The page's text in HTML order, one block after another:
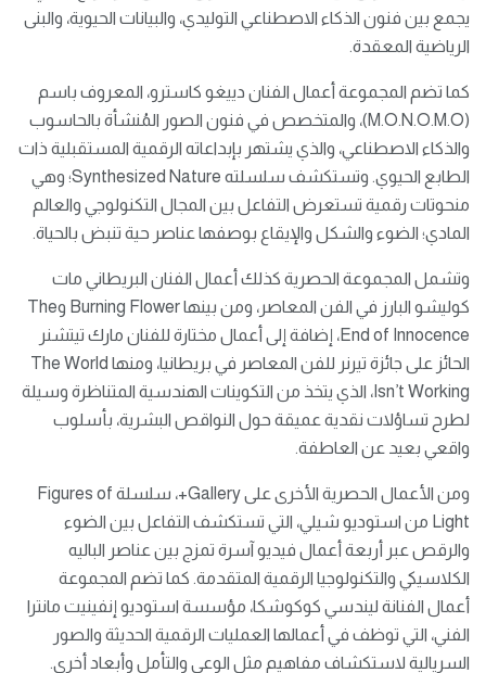
يجمع بين فنون الذكاء الاصطناعي التوليدي، والبيانات الحيوية، والبنى
الرياضية المعقدة.
كما تضم المجموعة أعمال الفنان دييغو كاسترو، المعروف باسم
(M.O.N.O.M.O)، والمتخصص في فنون الصور المُنشأة بالحاسوب
والذكاء الاصطناعي، والذي يشتهر بإبداعاته الرقمية المستقبلية ذات
الطابع الحيوي. وتستكشف سلسلته Synthesized Nature؛ وهي
منحوتات رقمية تستعرض التفاعل بين المجال التكنولوجي والعالم
المادي؛ الضوء والشكل والإيقاع بوصفها عناصر حية تنبض بالحياة.
وتشمل المجموعة الحصرية كذلك أعمال الفنان البريطاني مات
كوليشو البارز في الفن المعاصر، ومن بينها Burning Flower وThe
End of Innocence، إضافة إلى أعمال مختارة للفنان مارك تيتشنر
الحائز على جائزة تيرنر للفن المعاصر في بريطانيا، ومنها The World
Isn’t Working، الذي يتخذ من التكوينات الهندسية المتناظرة وسيلة
لطرح تساؤلات نقدية عميقة حول النواقص البشرية، بأسلوب
واقعي بعيد عن العاطفة.
ومن الأعمال الحصرية الأخرى على Gallery+، سلسلة Figures of
Light من استوديو شيلي، التي تستكشف التفاعل بين الضوء
والرقص عبر أربعة أعمال فيديو آسرة تمزج بين عناصر الباليه
الكلاسيكي والتكنولوجيا الرقمية المتقدمة. كما تضم المجموعة
أعمال الفنانة ليندسي كوكوشكا، مؤسسة استوديو إنفينيت مانترا
الفني، التي توظف في أعمالها العمليات الرقمية الحديثة والصور
السريالية لاستكشاف مفاهيم مثل الوعي والتأمل وأبعاد أخرى.